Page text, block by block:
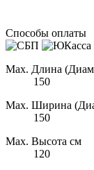
Способы оплаты
Max. Длина
150
Max. Ширина
150
Max. Высота см
120